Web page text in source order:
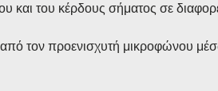
και του κέρδους σήματος σε